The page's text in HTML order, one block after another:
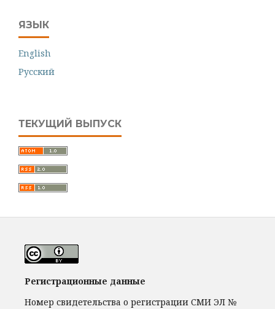
ЯЗЫК
English
Русский
ТЕКУЩИЙ ВЫПУСК
Регистрационные данные
Номер свидетельства о регистрации СМИ ЭЛ №